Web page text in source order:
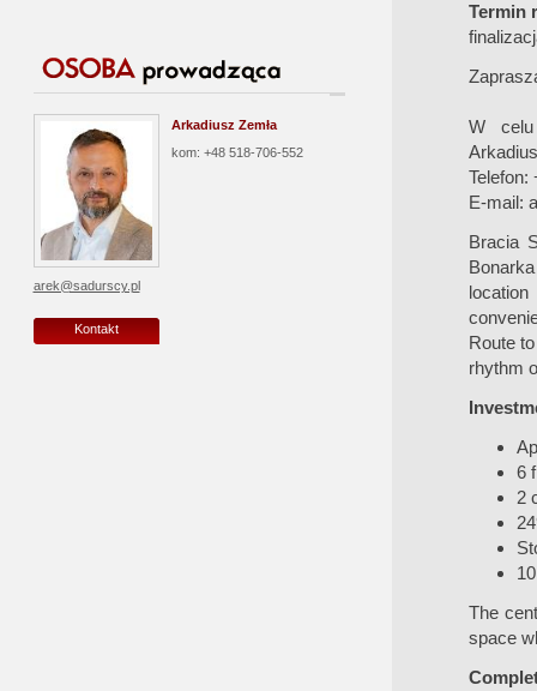
Arkadiusz Zemła
kom: +48 518-706-552
arek@sadurscy.pl
Kontakt
Termin
W celu
Telefon:
E-mail:
Bracia
Route
rhythm
6
2
The
space